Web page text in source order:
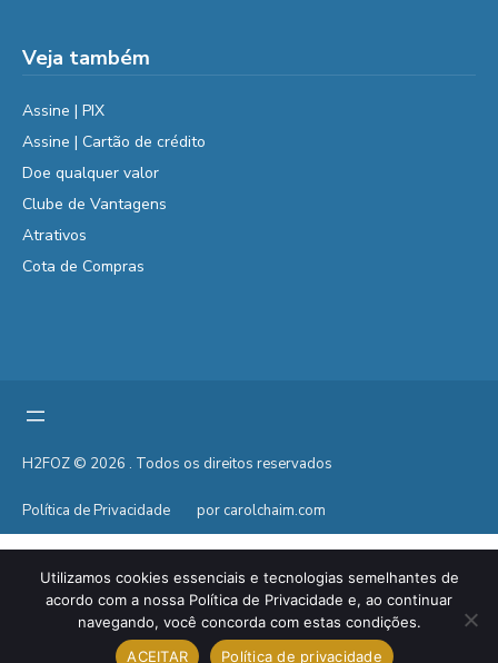
Veja também
Assine | PIX
Assine | Cartão de crédito
Doe qualquer valor
Clube de Vantagens
Atrativos
Cota de Compras
H2FOZ © 2026 . Todos os direitos reservados
Política de Privacidade por carolchaim.com
Utilizamos cookies essenciais e tecnologias semelhantes de
acordo com a nossa Política de Privacidade e, ao continuar
navegando, você concorda com estas condições.
ACEITAR
Política de privacidade